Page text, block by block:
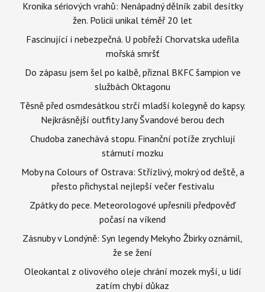
Kronika sériových vrahů: Nenápadný dělník zabil desítky
žen. Policii unikal téměř 20 let
Fascinující i nebezpečná. U pobřeží Chorvatska udeřila
mořská smršť
Do zápasu jsem šel po kalbě, přiznal BKFC šampion ve
službách Oktagonu
Těsně před osmdesátkou strčí mladší kolegyně do kapsy.
Nejkrásnější outfity Jany Švandové berou dech
Chudoba zanechává stopu. Finanční potíže zrychlují
stárnutí mozku
Moby na Colours of Ostrava: Střízlivý, mokrý od deště, a
přesto přichystal nejlepší večer festivalu
Zpátky do pece. Meteorologové upřesnili předpověď
počasí na víkend
Zásnuby v Londýně: Syn legendy Mekyho Žbirky oznámil,
že se žení
Oleokantal z olivového oleje chrání mozek myší, u lidí
zatím chybí důkaz